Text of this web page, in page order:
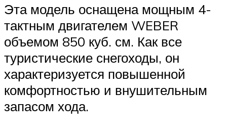
Эта модель оснащена мощным 4-
тактным двигателем WEBER
объемом 850 куб. см. Как все
туристические снегоходы, он
характеризуется повышенной
комфортностью и внушительным
запасом хода.